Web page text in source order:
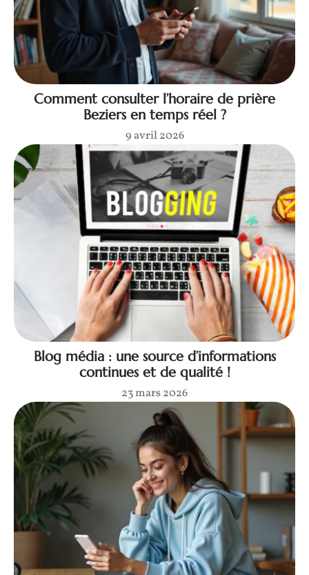
Comment consulter l’horaire de prière
Beziers en temps réel ?
9 avril 2026
Blog média : une source d’informations
continues et de qualité !
23 mars 2026